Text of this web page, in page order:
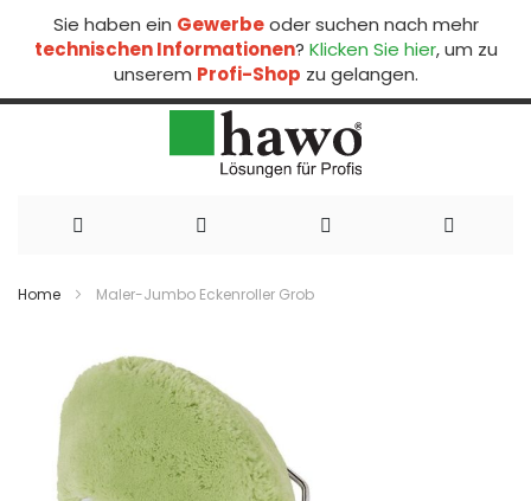
Sie haben ein Gewerbeoder suchen nach mehr
technischen Informationen? Klicken Sie hier, um zu
unserem Profi-Shop zu gelangen.
zum
Home Maler-Jumbo Eckenroller Grob
Bildergalerie
springen